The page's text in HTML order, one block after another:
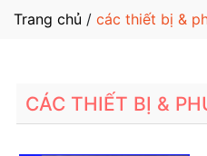
Trang chủ / các thiết bị &
CÁC THIẾT BỊ &